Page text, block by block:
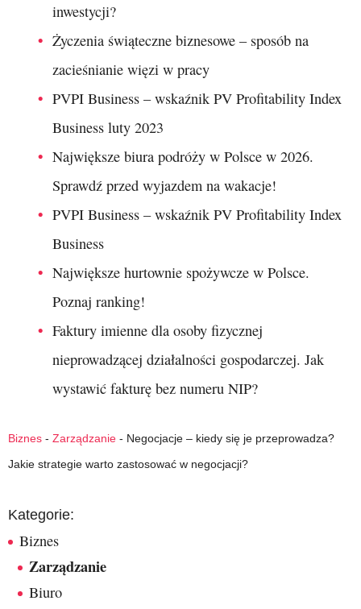
inwestycji?
Życzenia świąteczne biznesowe – sposób na
zacieśnianie więzi w pracy
PVPI Business – wskaźnik PV Profitability Index
Business luty 2023
Największe biura podróży w Polsce w 2026.
Sprawdź przed wyjazdem na wakacje!
PVPI Business – wskaźnik PV Profitability Index
Business
Największe hurtownie spożywcze w Polsce.
Poznaj ranking!
Faktury imienne dla osoby fizycznej
nieprowadzącej działalności gospodarczej. Jak
wystawić fakturę bez numeru NIP?
Biznes - Zarządzanie - Negocjacje – kiedy się je przeprowadza?
Jakie strategie warto zastosować w negocjacji?
Kategorie:
Biznes
Zarządzanie
Biuro